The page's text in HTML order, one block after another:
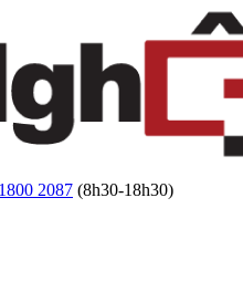
1800 2087 (8h30-18h30)